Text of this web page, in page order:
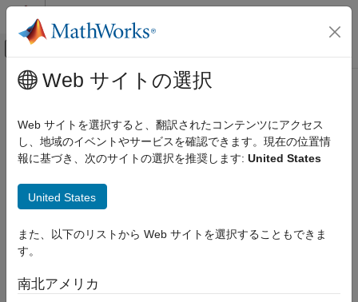
コンテンツへスキップ
オフキャンバス ナビゲーション メ
ドキュメンテーションのホーム
メインコンテンツ
この情報は役に立ちましたか？
Web サイトの選択
Web サイトを選択すると、翻訳されたコンテンツにアクセス
し、地域のイベントやサービスを確認できます。現在の位置情
報に基づき、次のサイトの選択を推奨します: United States
United States
また、以下のリストから Web サイトを選択することもできま
す。
南北アメリカ